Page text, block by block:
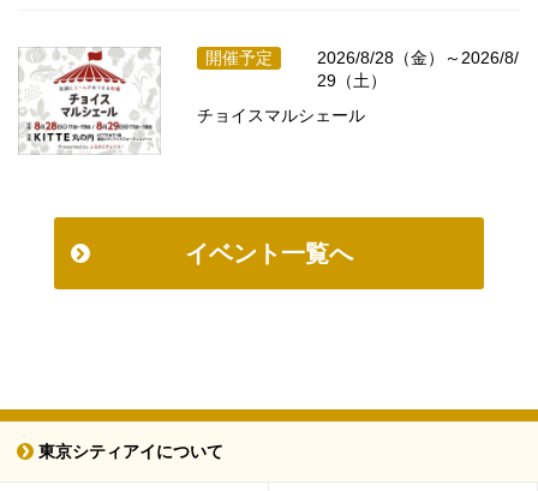
開催予定
2026/8/28（金）～2026/8/
29（土）
チョイスマルシェール
イベント一覧へ
東京シティアイについて